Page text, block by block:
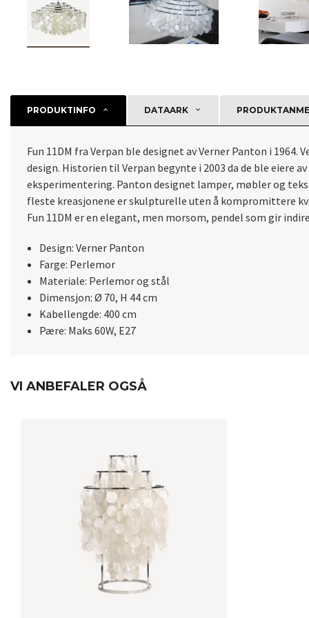
PRODUKTINFO DATAARK
Fun 11DM fra Verpan ble designet av Verner Panton i
design. Historien til Verpan begynte i 2003 da de ble eiere
eksperimentering. Panton designet lamper, møbler og
fleste kreasjonene er skulpturelle uten å kompromittere
Fun 11DM er en elegant, men morsom, pendel som gir
Design: Verner Panton
Farge: Perlemor
Materiale: Perlemor og stål
Dimensjon: Ø 70, H 44 cm
Kabellengde: 400 cm
Pære: Maks 60W, E27
VI ANBEFALER OGSÅ